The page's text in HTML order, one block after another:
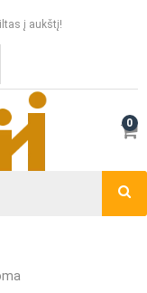
į aukštį!
0